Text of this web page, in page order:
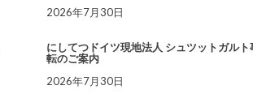
2026年7月30日
にしてつドイツ現地法人 シュツットガルト
転のご案内
2026年7月30日